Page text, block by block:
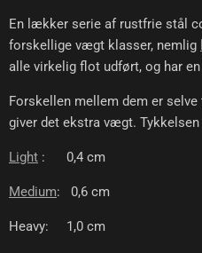
En lækker serie af rustfrie stål
forskellige vægt klasser, nemlig
alle virkelig flot udført, og har
Forskellen mellem dem er
giver det ekstra vægt. Tykkelsen
Light : 0,4 cm
Medium: 0,6 cm
Heavy: 1,0 cm